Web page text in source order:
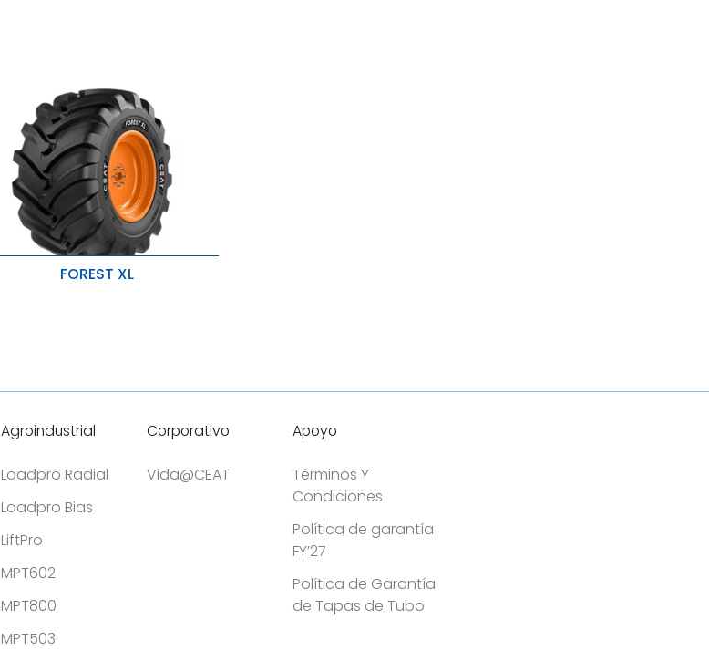
FOREST XL
Agroindustrial
Loadpro Radial
Loadpro Bias
LiftPro
MPT602
MPT800
MPT503
Corporativo
Vida@CEAT
Apoyo
Términos Y
Condiciones
Política de garantía
FY’27
Política de Garantía
de Tapas de Tubo